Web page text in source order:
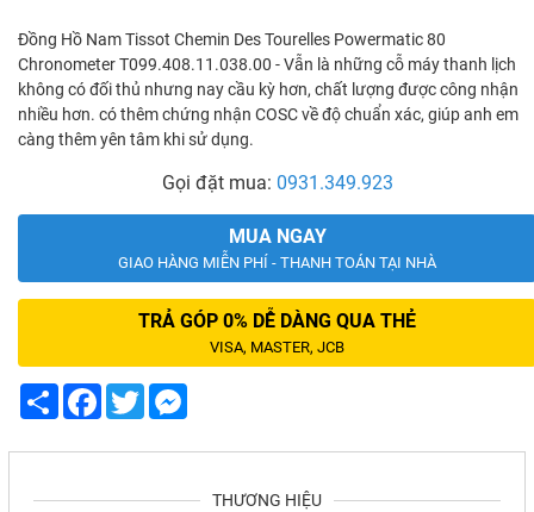
Đồng Hồ Nam Tissot Chemin Des Tourelles Powermatic 80
Chronometer T099.408.11.038.00 - Vẫn là những cỗ máy thanh lịch
không có đối thủ nhưng nay cầu kỳ hơn, chất lượng được công nhận
nhiều hơn. có thêm chứng nhận COSC về độ chuẩn xác, giúp anh em
càng thêm yên tâm khi sử dụng.
Gọi đặt mua: 0931.349.923
MUA NGAY
GIAO HÀNG MIỄN PHÍ - THANH TOÁN TẠI NHÀ
TRẢ GÓP 0% DỄ DÀNG QUA THẺ
VISA, MASTER, JCB
ShareFacebook
Twitter
THƯƠNG HIỆU